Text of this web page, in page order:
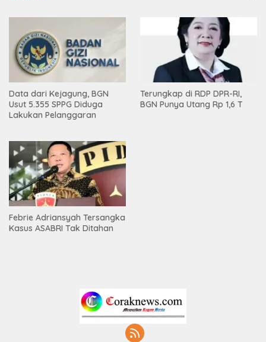
Data dari Kejagung, BGN
Usut 5.355 SPPG Diduga
Lakukan Pelanggaran
Terungkap di RDP DPR-RI,
BGN Punya Utang Rp 1,6 T
Febrie Adriansyah Tersangka
Kasus ASABRI Tak Ditahan